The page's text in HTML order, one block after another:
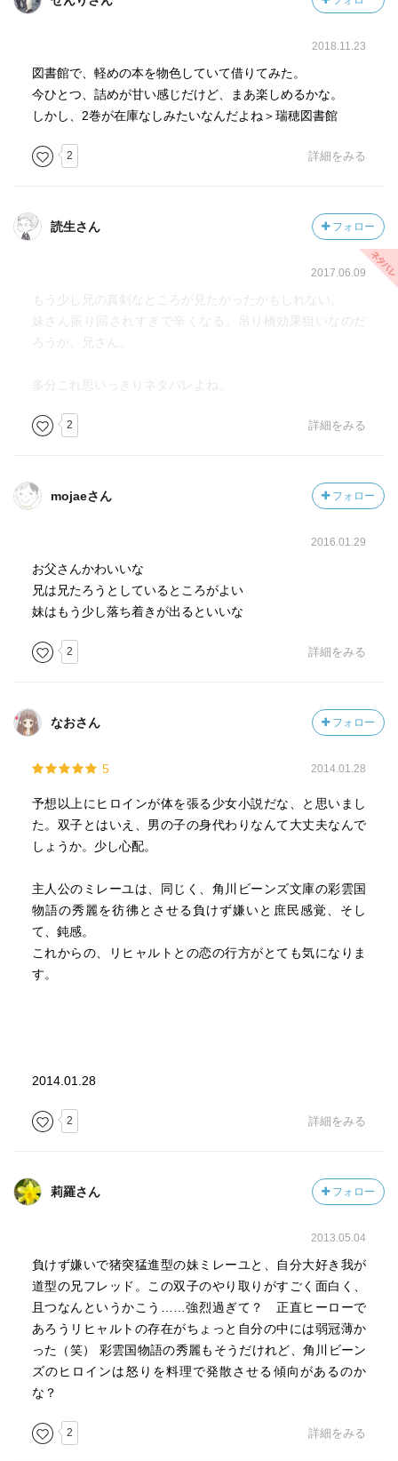
2018.11.23
図書館で、軽めの本を物色していて借りてみた。
今ひとつ、詰めが甘い感じだけど、まあ楽しめるかな。
しかし、2巻が在庫なしみたいなんだよね＞瑞穂図書館
2 詳細をみる
読生さん フォロー
2017.06.09
もう少し兄の真剣なところが見たかったかもしれない。
妹さん振り回されすぎで辛くなる。吊り橋効果狙いなのだ
ろうか、兄さん。
多分これ思いっきりネタバレよね。
2 詳細をみる
mojaeさん フォロー
2016.01.29
お父さんかわいいな
兄は兄たろうとしているところがよい
妹はもう少し落ち着きが出るといいな
2 詳細をみる
なおさん フォロー
5 2014.01.28
予想以上にヒロインが体を張る少女小説だな、と思いまし
た。双子とはいえ、男の子の身代わりなんて大丈夫なんで
しょうか。少し心配。
主人公のミレーユは、同じく、角川ビーンズ文庫の彩雲国
物語の秀麗を彷彿とさせる負けず嫌いと庶民感覚、そし
て、鈍感。
これからの、リヒャルトとの恋の行方がとても気になりま
す。
2014.01.28
2 詳細をみる
莉羅さん フォロー
2013.05.04
負けず嫌いで猪突猛進型の妹ミレーユと、自分大好き我が
道型の兄フレッド。この双子のやり取りがすごく面白く、
且つなんというかこう……強烈過ぎて？ 正直ヒーローで
あろうリヒャルトの存在がちょっと自分の中には弱冠薄か
った（笑） 彩雲国物語の秀麗もそうだけれど、角川ビーン
ズのヒロインは怒りを料理で発散させる傾向があるのか
な？
2 詳細をみる